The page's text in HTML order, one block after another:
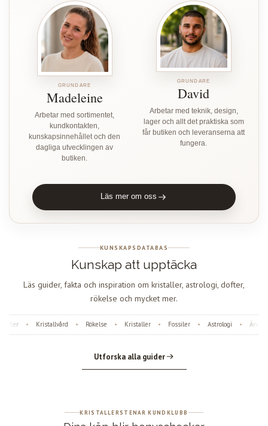
GRUNDARE
Madeleine
Arbetar med sortimentet,
kundkontakten,
kunskapsinnehållet och den
dagliga utvecklingen av
butiken.
GRUNDARE
David
Arbetar med teknik, design,
lager och allt det praktiska som
får butiken och leveranserna att
fungera.
Läs mer om oss
KUNSKAPSDATABAS
Kunskap att upptäcka
Läs guider, fakta och inspiration om kristaller, astrologi, dofter,
rökelse och mycket mer.
Kristallvård Rökelse Kristaller Fossiler Astrologi
Utforska alla guider
KRISTALLERSTENAR KUNDKLUBB